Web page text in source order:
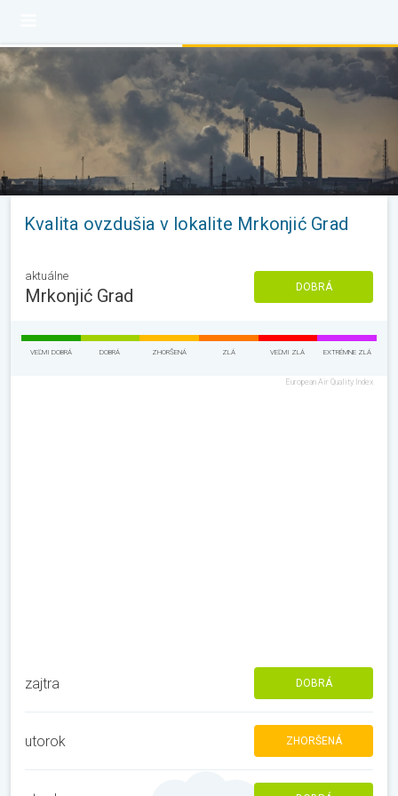
Kvalita ovzdušia v lokalite Mrkonjić Grad
aktuálne
Mrkonjić Grad DOBRÁ
VEĽMI DOBRÁ DOBRÁ ZHORŠENÁ ZLÁ VEĽMI ZLÁ EXTRÉMNE ZLÁ
European Air Quality Index
zajtra DOBRÁ
utorok ZHORŠENÁ